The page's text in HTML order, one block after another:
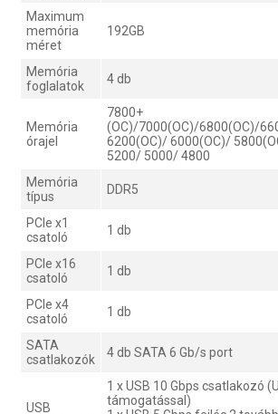
Maximum
memória
méret
192GB
Memória
foglalatok
4 db
Memória
órajel
7800+
(OC)/7000(OC)/6800(OC)/
6200(OC)/ 6000(OC)/
5200/ 5000/ 4800
Memória
típus
DDR5
PCIe x1
csatoló
1 db
PCIe x16
csatoló
1 db
PCIe x4
csatoló
1 db
SATA
csatlakozók
4 db SATA 6 Gb/s port
USB
1 x USB 10 Gbps csatlakozó
támogatással)